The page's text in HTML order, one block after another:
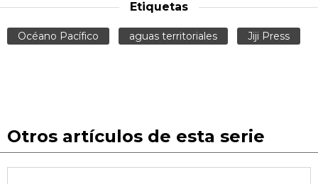
Etiquetas
Océano Pacífico aguas territoriales Jiji Press
Otros artículos de esta serie